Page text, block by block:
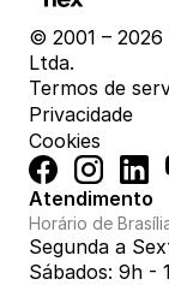
© 2001 –
Ltda.
Termos de
Privacidade
Cookies
Atendimento
Horário de
Segunda a
Sábados: 9h -